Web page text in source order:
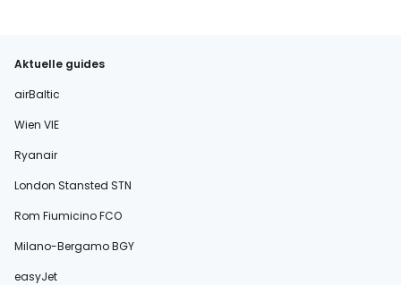
Aktuelle guides
airBaltic
Wien VIE
Ryanair
London Stansted STN
Rom Fiumicino FCO
Milano-Bergamo BGY
easyJet